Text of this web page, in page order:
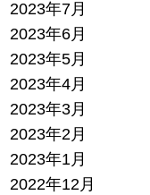
2023年7月
2023年6月
2023年5月
2023年4月
2023年3月
2023年2月
2023年1月
2022年12月